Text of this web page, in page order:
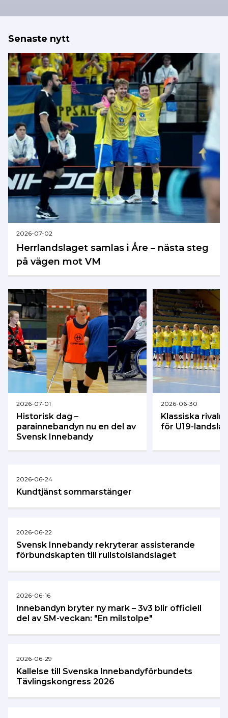
Senaste nytt
2026-07-02
Herrlandslaget samlas i Åre – nästa steg
på vägen mot VM
2026-07-01
Historisk dag –
parainnebandyn nu en del av
Svensk Innebandy
2026-06-30
Klassiska
för U19-
2026-06-24
Kundtjänst sommarstänger
2026-06-22
Svensk Innebandy rekryterar assisterande
förbundskapten till rullstolslandslaget
2026-06-16
Innebandyn bryter ny mark – 3v3 blir officiell
del av SM-veckan: "En milstolpe"
2026-06-29
Kallelse till Svenska Innebandyförbundets
Tävlingskongress 2026